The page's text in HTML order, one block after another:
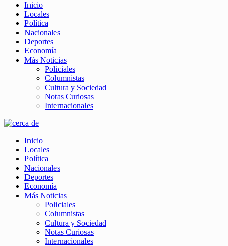
Inicio
Locales
Política
Nacionales
Deportes
Economía
Más Noticias
Policiales
Columnistas
Cultura y Sociedad
Notas Curiosas
Internacionales
Inicio
Locales
Política
Nacionales
Deportes
Economía
Más Noticias
Policiales
Columnistas
Cultura y Sociedad
Notas Curiosas
Internacionales